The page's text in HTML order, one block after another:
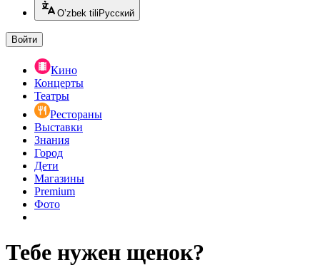
O’zbek tili Русский
Войти
Кино
Концерты
Театры
Рестораны
Выставки
Знания
Город
Дети
Магазины
Premium
Фото
Тебе нужен щенок?